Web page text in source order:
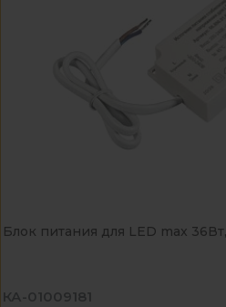
Блок питания для LED max
КА-01009181